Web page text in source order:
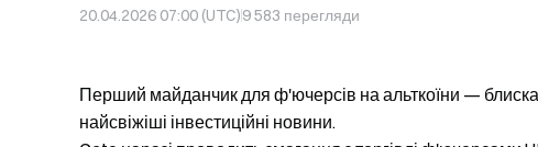
20.04.2026 07:00 (UTC)9 583 перегляди
Перший майданчик для ф'ючерсів на альткоїни —
найсвіжіші інвестиційні новини.